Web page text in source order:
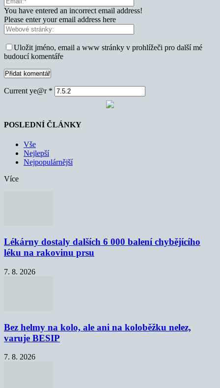
You have entered an incorrect email address!
Please enter your email address here
Uložit jméno, email a www stránky v prohlížeči pro další mé
budoucí komentáře
Current ye@r *
POSLEDNÍ ČLÁNKY
Vše
Nejlepší
Nejpopulárnější
Více
Lékárny dostaly dalších 6 000 balení chybějícího
léku na rakovinu prsu
7. 8. 2026
Bez helmy na kolo, ale ani na koloběžku nelez,
varuje BESIP
7. 8. 2026